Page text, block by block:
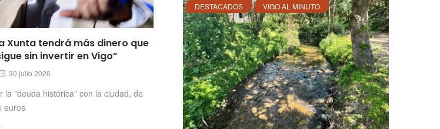
Xunta tendrá más dinero que
sin invertir en Vigo”
Posted
30 julio 2026
la "deuda histórica" con la ciudad, de
euros
DESTACADOS VIGO AL MINUTO